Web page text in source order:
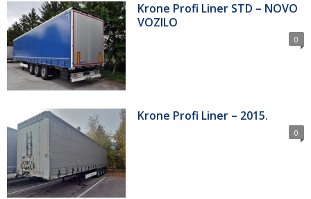
Krone Profi Liner STD – NOVO
VOZILO
0
Krone Profi Liner – 2015.
0